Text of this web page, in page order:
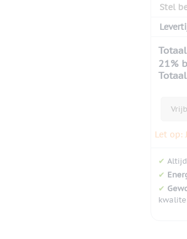
Stel
Totaal
21%
Totaal
Let op:
✔
✔
✔